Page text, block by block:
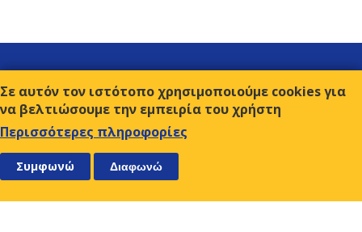
Επικοινωνία
Όροι χρήσης
Ο.Κ.Ε.
Σε αυτόν τον ιστότοπο χρησιμοποιούμε cookies για
να βελτιώσουμε την εμπειρία του χρήστη
Περισσότερες πληροφορίες
Συμφωνώ Διαφωνώ